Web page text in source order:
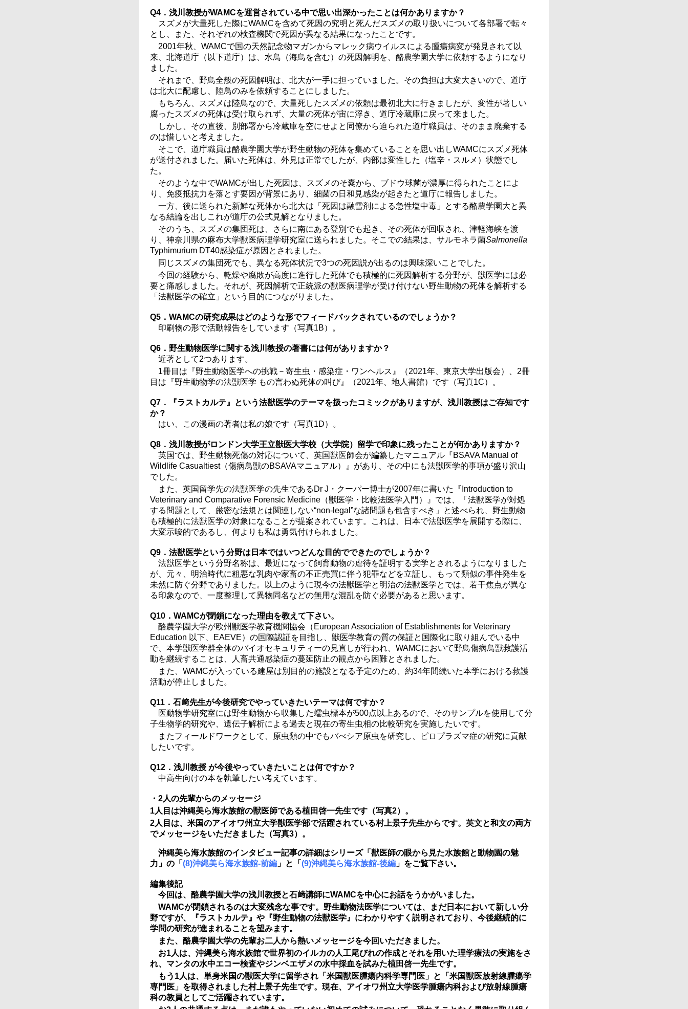
Q4．浅川教授がWAMCを運営されている中で思い出深かったことは何かありますか？
スズメが大量死した際にWAMCを含めて死因の究明と死んだスズメの取り扱いについて各部署で転々
とし、また、それぞれの検査機関で死因が異なる結果になったことです。
2001年秋、WAMCで国の天然記念物マガンからマレック病ウイルスによる腫瘍病変が発見されて以
来、北海道庁（以下道庁）は、水鳥（海鳥を含む）の死因解明を、酪農学園大学に依頼するようになり
ました。
それまで、野鳥全般の死因解明は、北大が一手に担っていました。その負担は大変大きいので、道庁
は北大に配慮し、陸鳥のみを依頼することにしました。
もちろん、スズメは陸鳥なので、大量死したスズメの依頼は最初北大に行きましたが、変性が著しい
腐ったスズメの死体は受け取られず、大量の死体が宙に浮き、道庁冷蔵庫に戻って来ました。
しかし、その直後、別部署から冷蔵庫を空にせよと同僚から迫られた道庁職員は、そのまま廃棄する
のは惜しいと考えました。
そこで、道庁職員は酪農学園大学が野生動物の死体を集めていることを思い出しWAMCにスズメ死体
が送付されました。届いた死体は、外見は正常でしたが、内部は変性した（塩辛・スルメ）状態でし
た。
そのような中でWAMCが出した死因は、スズメのそ嚢から、ブドウ球菌が濃厚に得られたことによ
り、免疫抵抗力を落とす要因が背景にあり、細菌の日和見感染が起きたと道庁に報告しました。
一方、後に送られた新鮮な死体から北大は「死因は融雪剤による急性塩中毒」とする酪農学園大と異
なる結論を出しこれが道庁の公式見解となりました。
そのうち、スズメの集団死は、さらに南にある登別でも起き、その死体が回収され、津軽海峡を渡
り、神奈川県の麻布大学獣医病理学研究室に送られました。そこでの結果は、サルモネラ菌Salmonella
Typhimurium DT40感染症が原因とされました。
同じスズメの集団死でも、異なる死体状況で3つの死因説が出るのは興味深いことでした。
今回の経験から、乾燥や腐敗が高度に進行した死体でも積極的に死因解析する分野が、獣医学には必
要と痛感しました。それが、死因解析で正統派の獣医病理学が受け付けない野生動物の死体を解析する
「法獣医学の確立」という目的につながりました。
Q5．WAMCの研究成果はどのような形でフィードバックされているのでしょうか？
印刷物の形で活動報告をしています（写真1B）。
Q6．野生動物医学に関する浅川教授の著書には何がありますか？
近著として2つあります。
1冊目は『野生動物医学への挑戦－寄生虫・感染症・ワンヘルス』（2021年、東京大学出版会）、2冊
目は『野生動物学の法獣医学 もの言わぬ死体の叫び』（2021年、地人書館）です（写真1C）。
Q7．『ラストカルテ』という法獣医学のテーマを扱ったコミックがありますが、浅川教授はご存知です
か？
はい、この漫画の著者は私の娘です（写真1D）。
Q8．浅川教授がロンドン大学王立獣医大学校（大学院）留学で印象に残ったことが何かありますか？
英国では、野生動物死傷の対応について、英国獣医師会が編纂したマニュアル『BSAVA Manual of
Wildlife Casualtiest（傷病鳥獣のBSAVAマニュアル）』があり、その中にも法獣医学的事項が盛り沢山
でした。
また、英国留学先の法獣医学の先生であるDr J・クーパー博士が2007年に書いた『Introduction to
Veterinary and Comparative Forensic Medicine（獣医学・比較法医学入門）』では、「法獣医学が対処
する問題として、厳密な法規とは関連しない“non-legal”な諸問題も包含すべき」と述べられ、野生動物
も積極的に法獣医学の対象になることが提案されています。これは、日本で法獣医学を展開する際に、
大変示唆的であるし、何よりも私は勇気付けられました。
Q9．法獣医学という分野は日本ではいつどんな目的でできたのでしょうか？
法獣医学という分野名称は、最近になって飼育動物の虐待を証明する実学とされるようになりました
が、元々、明治時代に粗悪な乳肉や家畜の不正売買に伴う犯罪などを立証し、もって類似の事件発生を
未然に防ぐ分野でありました。以上のように現今の法獣医学と明治の法獣医学とでは、若干焦点が異な
る印象なので、一度整理して異物同名などの無用な混乱を防ぐ必要があると思います。
Q10．WAMCが閉鎖になった理由を教えて下さい。
酪農学園大学が欧州獣医学教育機関協会（European Association of Establishments for Veterinary
Education 以下、EAEVE）の国際認証を目指し、獣医学教育の質の保証と国際化に取り組んでいる中
で、本学獣医学群全体のバイオセキュリティーの見直しが行われ、WAMCにおいて野鳥傷病鳥獣救護活
動を継続することは、人畜共通感染症の蔓延防止の観点から困難とされました。
また、WAMCが入っている建屋は別目的の施設となる予定のため、約34年間続いた本学における救護
活動が停止しました。
Q11．石﨑先生が今後研究でやっていきたいテーマは何ですか？
医動物学研究室には野生動物から収集した蠕虫標本が500点以上あるので、そのサンプルを使用して分
子生物学的研究や、遺伝子解析による過去と現在の寄生虫相の比較研究を実施したいです。
またフィールドワークとして、原虫類の中でもバべシア原虫を研究し、ピロプラズマ症の研究に貢献
したいです。
Q12．浅川教授 が今後やっていきたいことは何ですか？
中高生向けの本を執筆したい考えています。
・2人の先輩からのメッセージ
1人目は沖縄美ら海水族館の獣医師である植田啓一先生です（写真2）。
2人目は、米国のアイオワ州立大学獣医学部で活躍されている村上景子先生からです。英文と和文の両方
でメッセージをいただきました（写真3）。
沖縄美ら海水族館のインタビュー記事の詳細はシリーズ「獣医師の眼から見た水族館と動物園の魅
力」の「 (8)沖縄美ら海水族館-前編 」と「 (9)沖縄美ら海水族館-後編 」をご覧下さい。
編集後記
今回は、酪農学園大学の浅川教授と石﨑講師にWAMCを中心にお話をうかがいました。
WAMCが閉鎖されるのは大変残念な事です。野生動物法医学については、まだ日本において新しい分
野ですが、『ラストカルテ』や『野生動物の法獣医学』にわかりやすく説明されており、今後継続的に
学問の研究が進まれることを望みます。
また、酪農学園大学の先輩お二人から熱いメッセージを今回いただきました。
お1人は、沖縄美ら海水族館で世界初のイルカの人工尾びれの作成とそれを用いた理学療法の実施をさ
れ、マンタの水中エコー検査やジンベエザメの水中採血を試みた植田啓一先生です。
もう1人は、単身米国の獣医大学に留学され「米国獣医腫瘍内科学専門医」と「米国獣医放射線腫瘍学
専門医」を取得されました村上景子先生です。現在、アイオワ州立大学医学腫瘍内科および放射線腫瘍
科の教員としてご活躍されています。